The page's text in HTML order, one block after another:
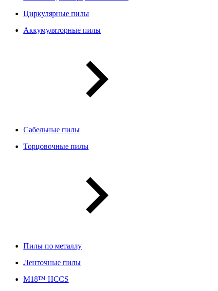
Циркулярные пилы
Аккумуляторные пилы
Сабельные пилы
Торцовочные пилы
Пилы по металлу
Ленточные пилы
M18™ HCCS